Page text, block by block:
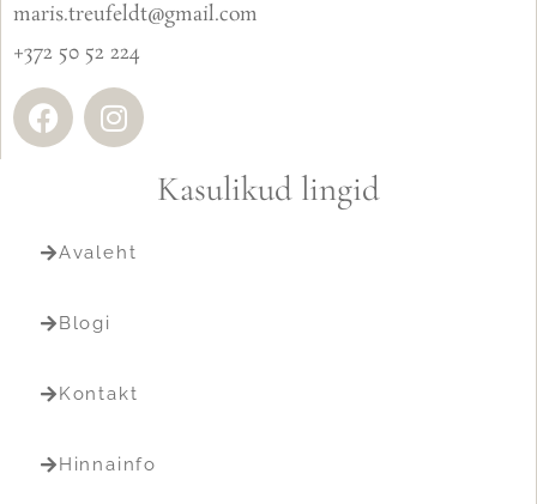
maris.treufeldt@gmail.com
+372 50 52 224
Kasulikud lingid
Avaleht
Blogi
Kontakt
Hinnainfo